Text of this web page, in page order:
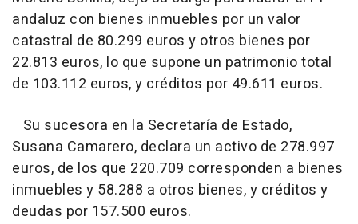
andaluz con bienes inmuebles por un valor
catastral de 80.299 euros y otros bienes por
22.813 euros, lo que supone un patrimonio total
de 103.112 euros, y créditos por 49.611 euros.
Su sucesora en la Secretaría de Estado,
Susana Camarero, declara un activo de 278.997
euros, de los que 220.709 corresponden a bienes
inmuebles y 58.288 a otros bienes, y créditos y
deudas por 157.500 euros.